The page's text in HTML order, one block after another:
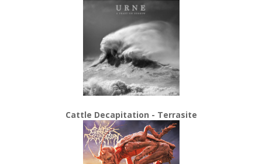
Cattle Decapitation - Terrasite